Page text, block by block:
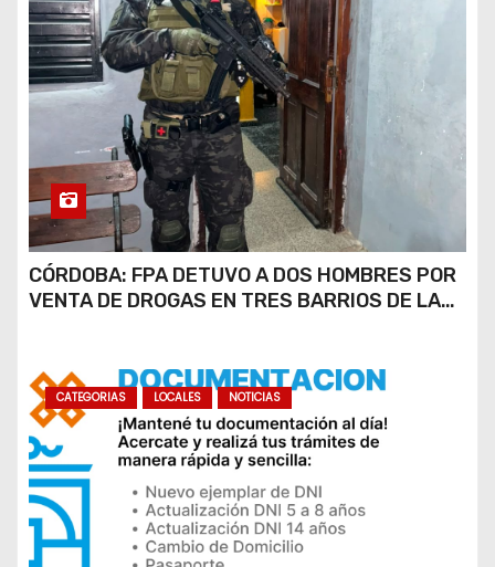
CÓRDOBA: FPA DETUVO A DOS HOMBRES POR
VENTA DE DROGAS EN TRES BARRIOS DE LA
CATEGORIAS LOCALES NOTICIAS